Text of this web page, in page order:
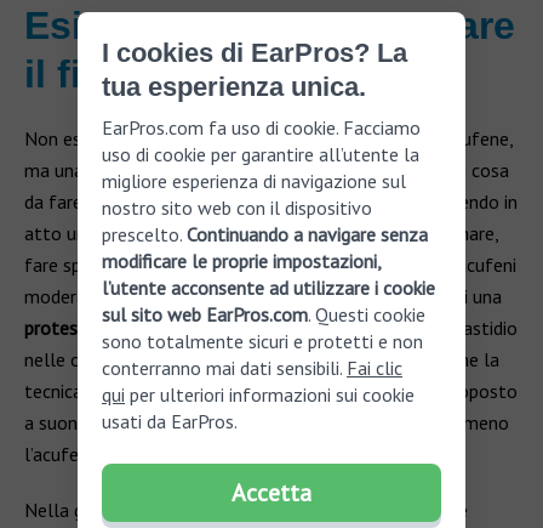
Esiste una cura per curare
il fischio alle orecchie?
Non esiste una cura definitiva e univoca per curare l’acufene,
ma una serie di rimedi per alleviare il disturbo. La prima cosa
da fare è migliorare la qualità della propria vita
, mettendo in
atto una serie di buone pratiche come smettere di fumare,
fare sport e seguire un’alimentazione sana; in caso di acufeni
moderati o gravi può essere di grande aiuto l’utilizzo di una
protesi acustica, che possa alleviare la sensazione di fastidio
nelle orecchie; negli ultimi anni si è molto diffusa anche la
tecnica della terapia del suono: il paziente viene sottoposto
a suoni aggiuntivi che, con il tempo, faranno percepire meno
l’acufene.
Nella gran parte dei casi, come dicevamo, il fischio alle
I cookies di EarPros? La
tua esperienza unica.
EarPros.com fa uso di cookie. Facciamo
uso di cookie per garantire all’utente la
migliore esperienza di navigazione sul
nostro sito web con il dispositivo
prescelto. Continuando a navigare senza
modificare le proprie impostazioni,
l’utente acconsente ad utilizzare i cookie
sul sito web EarPros.com. Questi cookie
sono totalmente sicuri e protetti e non
conterranno mai dati sensibili. Fai clic
qui per ulteriori informazioni sui cookie
usati da EarPros.
Accetta